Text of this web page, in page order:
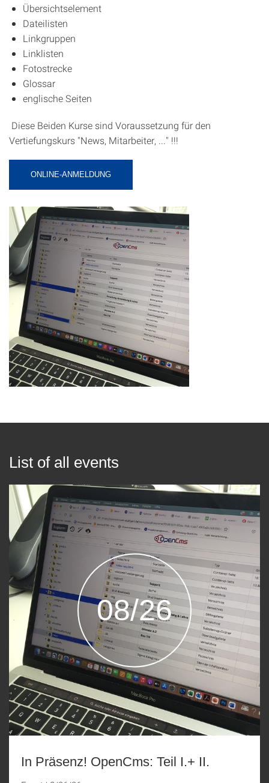
Übersichtselement
Dateilisten
Linkgruppen
Linklisten
Fotostrecke
Glossar
englische Seiten
Diese Beiden Kurse sind Voraussetzung für den
Vertiefungskurs "News, Mitarbeiter, ..." !!!
ONLINE-ANMELDUNG
List of all events
08/26
In Präsenz! OpenCms: Teil I.+ II.